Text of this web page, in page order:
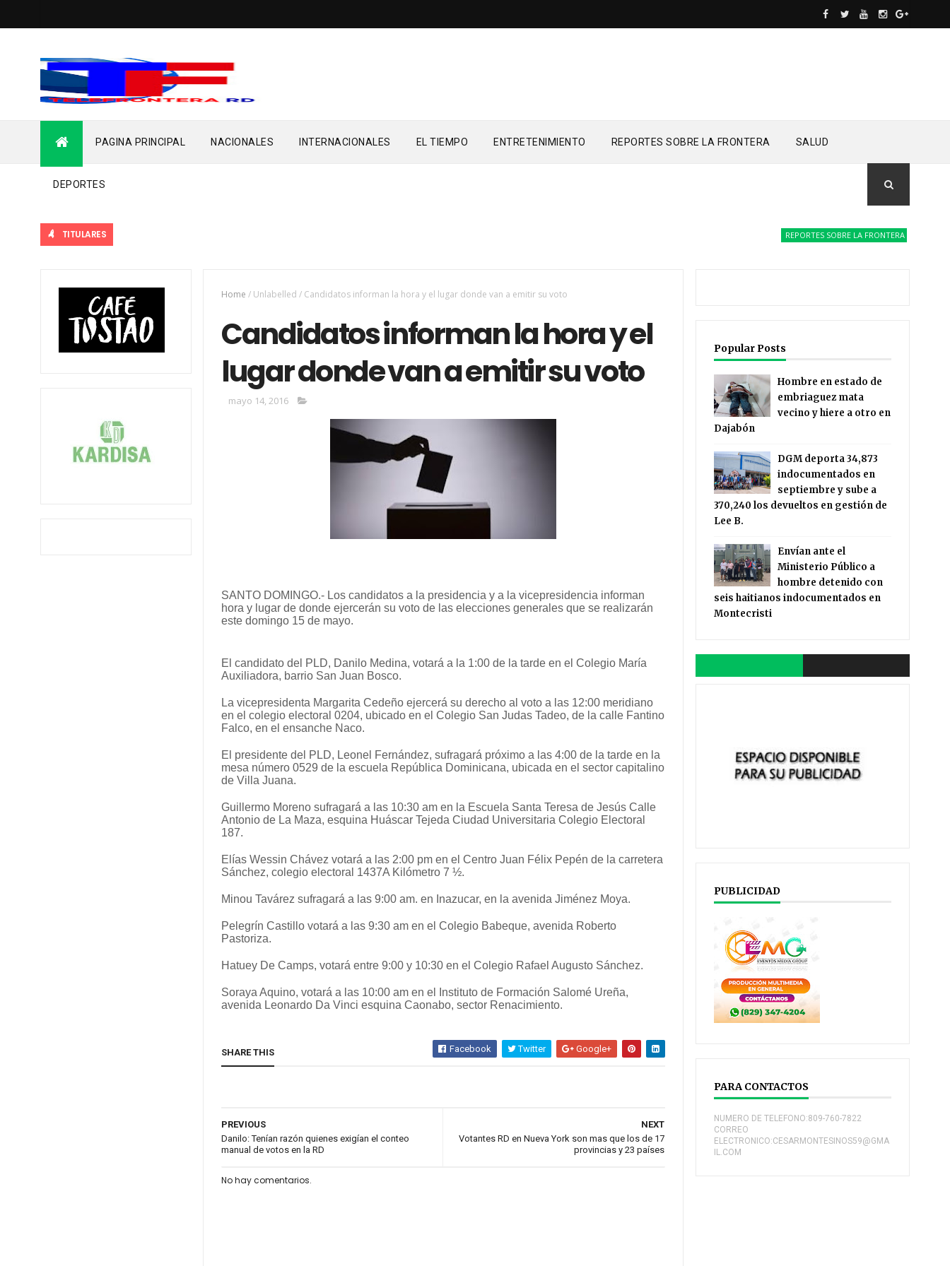
PAGINA PRINCIPAL NACIONALES INTERNACIONALES EL TIEMPO ENTRETENIMIENTO REPORTES SOBRE LA FRONTERA SALUD
DEPORTES
TITULARES REPORTES SOBRE LA FRONTERA Drones
Home / Unlabelled/ Candidatos informan la hora y el lugar donde van a emitir su voto
Candidatos informan la hora y el
lugar donde van a emitir su voto
mayo 14, 2016
SANTO DOMINGO.- Los candidatos a la presidencia y a la vicepresidencia informan
hora y lugar de donde ejercerán su voto de las elecciones generales que se realizarán
este domingo 15 de mayo.
El candidato del PLD, Danilo Medina, votará a la 1:00 de la tarde en el Colegio María
Auxiliadora, barrio San Juan Bosco.
La vicepresidenta Margarita Cedeño ejercerá su derecho al voto a las 12:00 meridiano
en el colegio electoral 0204, ubicado en el Colegio San Judas Tadeo, de la calle Fantino
Falco, en el ensanche Naco.
El presidente del PLD, Leonel Fernández, sufragará próximo a las 4:00 de la tarde en la
mesa número 0529 de la escuela República Dominicana, ubicada en el sector capitalino
de Villa Juana.
Guillermo Moreno sufragará a las 10:30 am en la Escuela Santa Teresa de Jesús Calle
Antonio de La Maza, esquina Huáscar Tejeda Ciudad Universitaria Colegio Electoral
187.
Elías Wessin Chávez votará a las 2:00 pm en el Centro Juan Félix Pepén de la carretera
Sánchez, colegio electoral 1437A Kilómetro 7 ½.
Minou Tavárez sufragará a las 9:00 am. en Inazucar, en la avenida Jiménez Moya.
Pelegrín Castillo votará a las 9:30 am en el Colegio Babeque, avenida Roberto
Pastoriza.
Hatuey De Camps, votará entre 9:00 y 10:30 en el Colegio Rafael Augusto Sánchez.
Soraya Aquino, votará a las 10:00 am en el Instituto de Formación Salomé Ureña,
avenida Leonardo Da Vinci esquina Caonabo, sector Renacimiento.
SHARE THIS Facebook Twitter Google+
NEXT
Votantes RD en Nueva York son mas que los de 17
provincias y 23 países
PREVIOUS
Danilo: Tenían razón quienes exigían el conteo
manual de votos en la RD
No hay comentarios.
Popular Posts
Hombre en estado de
embriaguez mata
vecino y hiere a otro en
Dajabón
DGM deporta 34,873
indocumentados en
septiembre y sube a
370,240 los devueltos en gestión de
Lee B.
Envían ante el
Ministerio Público a
hombre detenido con
seis haitianos indocumentados en
Montecristi
PUBLICIDAD
PARA CONTACTOS
NUMERO DE TELEFONO:809-760-7822
CORREO
ELECTRONICO:CESARMONTESINOS59@GMA
IL.COM